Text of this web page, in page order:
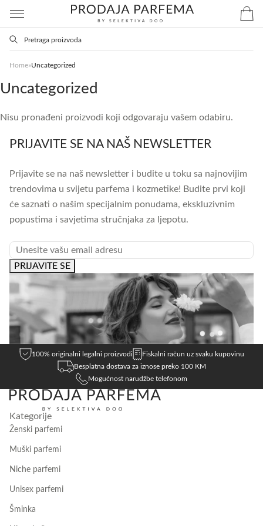
Home»Uncategorized
Uncategorized
Nisu pronađeni proizvodi koji odgovaraju vašem odabiru.
PRIJAVITE SE NA NAŠ NEWSLETTER
Prijavite se na naš newsletter i budite u toku sa najnovijim
trendovima u svijetu parfema i kozmetike! Budite prvi koji
će saznati o našim specijalnim ponudama, ekskluzivnim
popustima i savjetima stručnjaka za ljepotu.
EMAIL
EMAIL
PRIJAVITE SE
100% originalni legalni proizvodi
Fiskalni račun uz svaku kupovinu
Besplatna dostava za iznose preko 100 KM
Mogućnost narudžbe telefonom
Kategorije
Ženski parfemi
Muški parfemi
Niche parfemi
Unisex parfemi
Šminka